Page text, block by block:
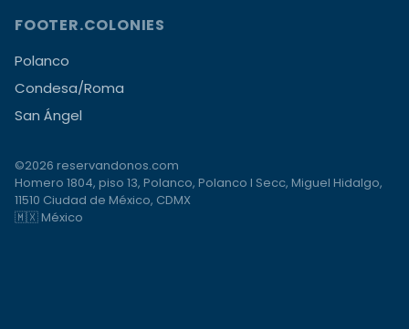
FOOTER.COLONIES
Polanco
Condesa/Roma
San Ángel
©2026 reservandonos.com
Homero 1804, piso 13, Polanco, Polanco I Secc, Miguel Hidalgo,
11510 Ciudad de México, CDMX
🇲🇽 México